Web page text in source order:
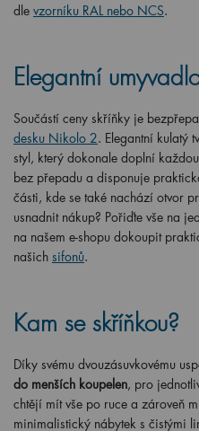
dle vzorníku RAL nebo NCS.
Elegantní
Součástí ceny skříňky je
desku Nikolo 2. Elegantní kulatý
styl, který dokonale doplní
bez přepadu a disponuje
části, kde se také nachází otvor
usnadnit nákup? Pořiďte vše na
na našem e-shopu dokoupit
našich sifonů.
Kam se skříňkou?
Díky svému dvouzásuvkovému
do menších koupelen, pro
chtějí mít vše po ruce a zároveň
minimalistický nábytek s čistými